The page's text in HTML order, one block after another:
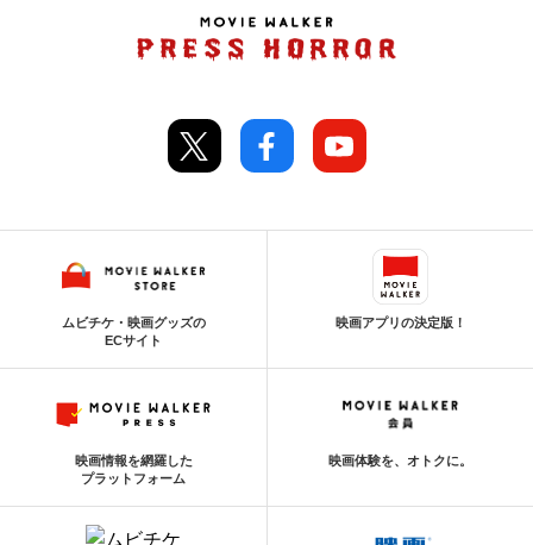
ムビチケ・映画グッズの
ECサイト
映画アプリの決定版！
映画情報を網羅した
プラットフォーム
映画体験を、オトクに。